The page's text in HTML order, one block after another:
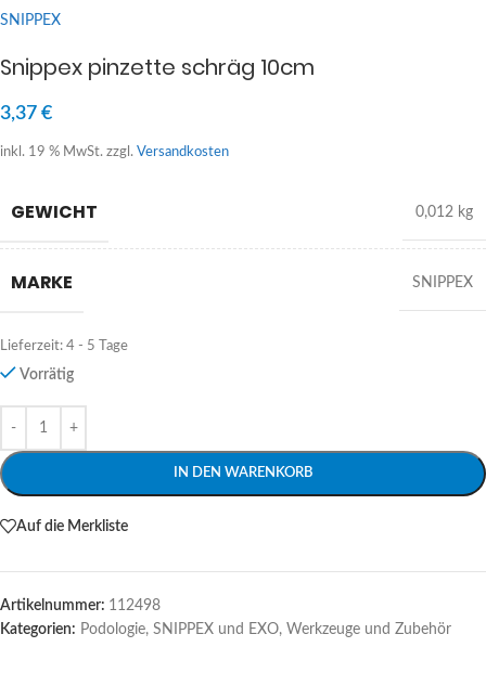
SNIPPEX
Snippex pinzette schräg 10cm
3,37 €
inkl. 19 % MwSt. zzgl. Versandkosten
GEWICHT 0,012 kg
MARKE SNIPPEX
Lieferzeit: 4 - 5 Tage
Vorrätig
IN DEN WARENKORB
Alternative:
Auf die Merkliste
Artikelnummer: 112498
Kategorien: Podologie, SNIPPEX und EXO, Werkzeuge und Zubehör